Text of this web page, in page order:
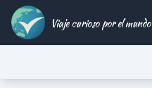
Viaje curioso por el mundo